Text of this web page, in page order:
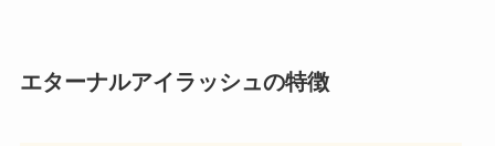
エターナルアイラッシュの特徴